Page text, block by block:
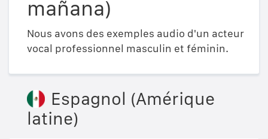
mañana)
Nous avons des exemples audio d'un acteur
vocal professionnel masculin et féminin.
Espagnol (Amérique
latine)